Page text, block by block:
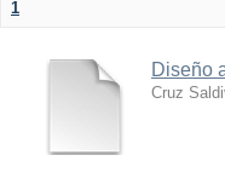
1
Diseño
Cruz